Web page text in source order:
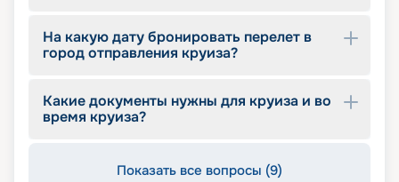
На какую дату бронировать перелет в
город отправления круиза?
Какие документы нужны для круиза и во
время круиза?
Показать все вопросы (9)